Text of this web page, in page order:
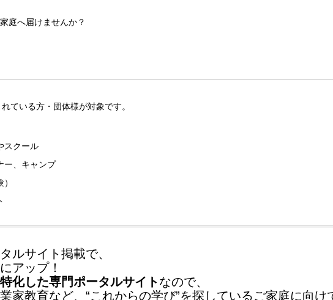
庭へ届けませんか？
ている方・団体様が対象です。
スクール
ー、キャンプ
ルサイト掲載で、
アップ！
化した専門ポータルサイトなので、
家教育など、“これからの学び”を探しているご家庭に向け